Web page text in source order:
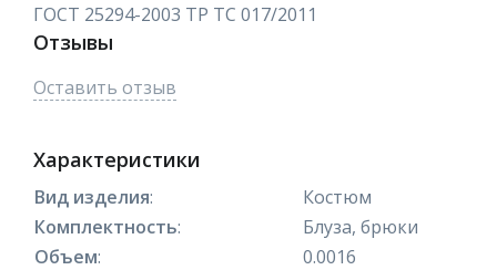
ГОСТ 25294-2003 ТР ТС 017/2011
Отзывы
Оставить отзыв
Характеристики
Вид изделия:
Костюм
Комплектность:
Блуза, брюки
Объем:
0.0016